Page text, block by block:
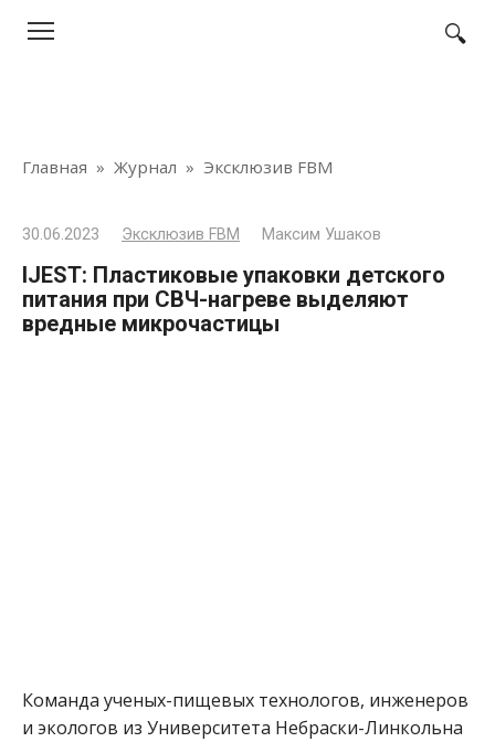
Главная » Журнал » Эксклюзив FBM
30.06.2023 Эксклюзив FBM Максим Ушаков
IJEST: Пластиковые упаковки детского
питания при СВЧ-нагреве выделяют
вредные микрочастицы
Команда ученых-пищевых технологов, инженеров
и экологов из Университета Небраски-Линкольна